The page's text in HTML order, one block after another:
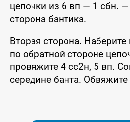
цепочки из 6 вп — 1 сбн.
сторона бантика.
Вторая сторона. Наберите
по обратной стороне
провяжите 4 сс2н, 5 вп.
середине банта. Обвяжите